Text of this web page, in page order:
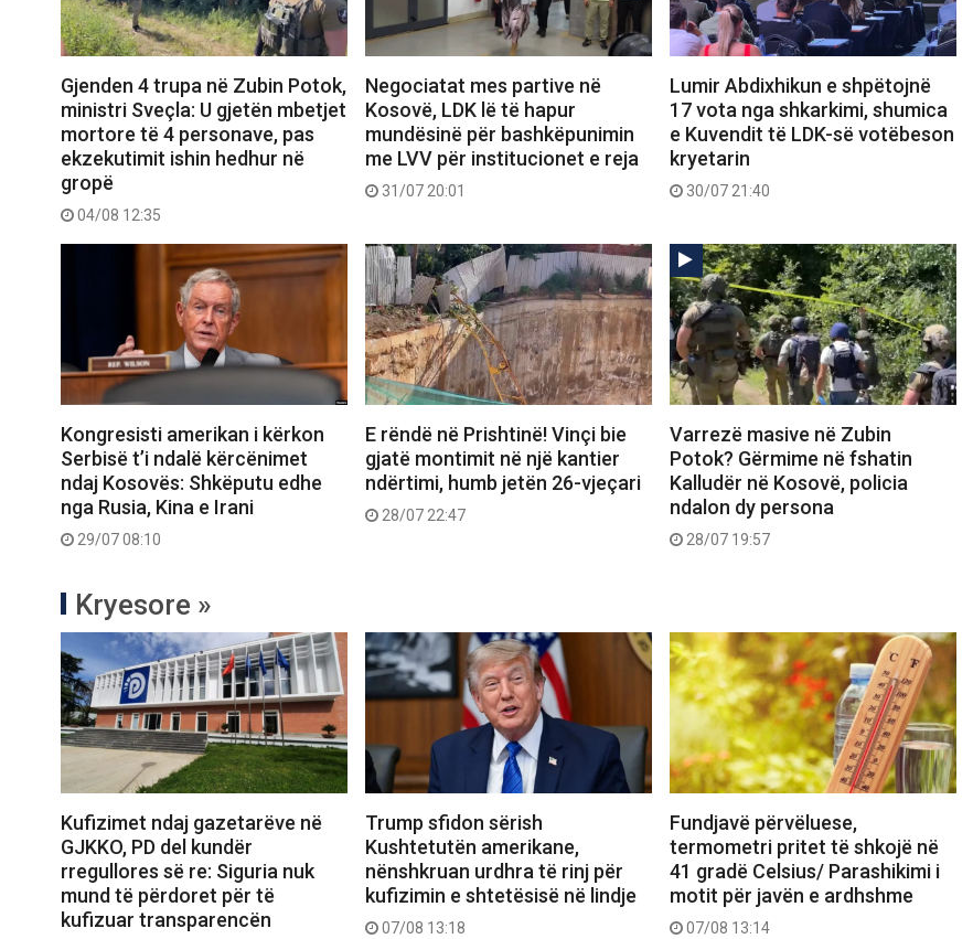
Gjenden 4 trupa në Zubin Potok,
ministri Sveçla: U gjetën mbetjet
mortore të 4 personave, pas
ekzekutimit ishin hedhur në
gropë
04/08 12:35
Negociatat mes partive në
Kosovë, LDK lë të hapur
mundësinë për bashkëpunimin
me LVV për institucionet e reja
31/07 20:01
Lumir Abdixhikun e shpëtojnë
17 vota nga shkarkimi, shumica
e Kuvendit të LDK-së votëbeson
kryetarin
30/07 21:40
Kongresisti amerikan i kërkon
Serbisë t’i ndalë kërcënimet
ndaj Kosovës: Shkëputu edhe
nga Rusia, Kina e Irani
29/07 08:10
E rëndë në Prishtinë! Vinçi bie
gjatë montimit në një kantier
ndërtimi, humb jetën 26-vjeçari
28/07 22:47
Varrezë masive në Zubin
Potok? Gërmime në fshatin
Kalludër në Kosovë, policia
ndalon dy persona
28/07 19:57
Kryesore »
Kufizimet ndaj gazetarëve në
GJKKO, PD del kundër
rregullores së re: Siguria nuk
mund të përdoret për të
kufizuar transparencën
Trump sfidon sërish
Kushtetutën amerikane,
nënshkruan urdhra të rinj për
kufizimin e shtetësisë në lindje
07/08 13:18
Fundjavë përvëluese,
termometri pritet të shkojë në
41 gradë Celsius/ Parashikimi i
motit për javën e ardhshme
07/08 13:14